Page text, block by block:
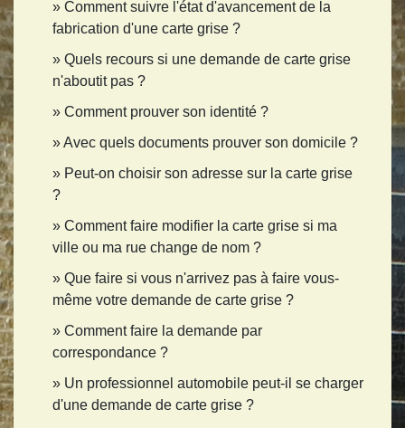
Comment suivre l'état d'avancement de la
fabrication d'une carte grise ?
Quels recours si une demande de carte grise
n'aboutit pas ?
Comment prouver son identité ?
Avec quels documents prouver son domicile ?
Peut-on choisir son adresse sur la carte grise
?
Comment faire modifier la carte grise si ma
ville ou ma rue change de nom ?
Que faire si vous n'arrivez pas à faire vous-
même votre demande de carte grise ?
Comment faire la demande par
correspondance ?
Un professionnel automobile peut-il se charger
d'une demande de carte grise ?